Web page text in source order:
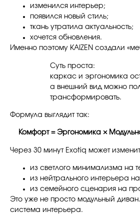
изменился интерьер;
появился новый стиль;
ткань утратила актуальность;
хочется обновления.
Именно поэтому KAIZEN создали
Суть проста:
каркас и эргономика
а внешний вид можно
трансформировать.
Формула выглядит так:
Комфорт = Эргономика ×
Через 30 минут Exotiq может
из светлого минимализма на
из нейтрального интерьера
из семейного сценария на
Это уже не просто модульный
система интерьера.